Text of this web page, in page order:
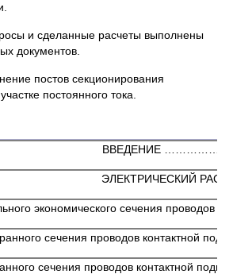
и сделанные расчеты выполнены
документов.
постов секционирования
постоянного тока.
ВВЕДЕНИЕ
ЭЛЕКТРИЧЕСКИЙ
экономического сечения
сечения проводов
сечения проводов